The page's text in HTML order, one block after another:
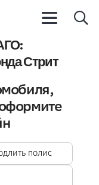
Стрит